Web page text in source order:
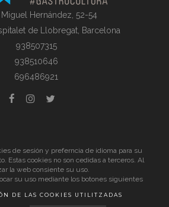
Hernández, 52-54
de Llobregat, Barcelona
938507315
938510646
696486921
reservados
de sesión y preferncia de idioma para su
Estas cookies no son cedidas a terceros. Al
la web consiente su uso.
su uso mediante los botones siguientes
DE LAS COOKIES UTILITZADAS